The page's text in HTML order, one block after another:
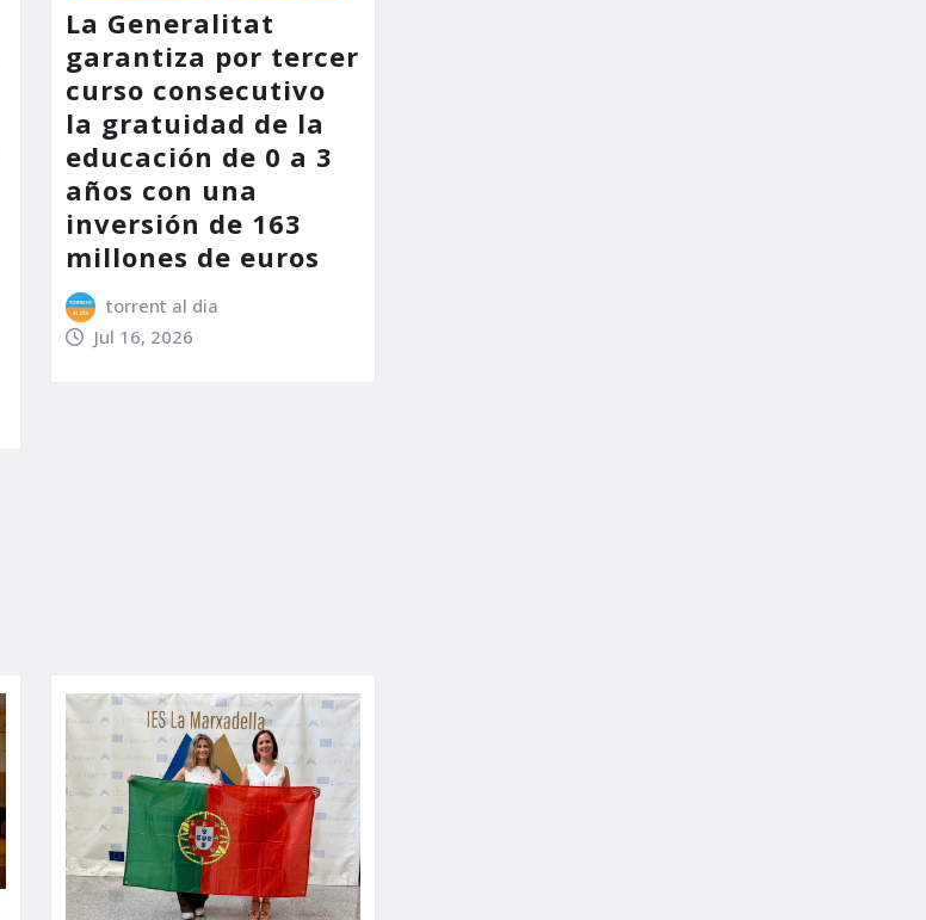
La Generalitat
garantiza por tercer
curso consecutivo
la gratuidad de la
educación de 0 a 3
años con una
inversión de 163
millones de euros
torrent al dia
Jul 16, 2026